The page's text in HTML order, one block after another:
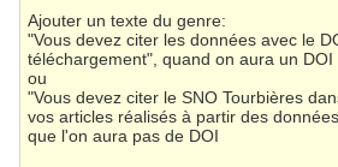
Ajouter un texte du genre:
"Vous devez citer les données avec le
téléchargement", quand on aura un DOI
ou
"Vous devez citer le SNO Tourbières
vos articles réalisés à partir des
que l'on aura pas de DOI